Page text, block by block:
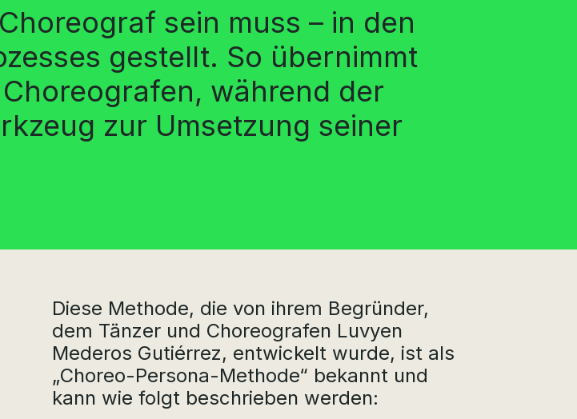
sein muss – in den
gestellt. So übernimmt
während der
zur Umsetzung seiner
Diese Methode, die von ihrem Begründer,
dem Tänzer und Choreografen Luvyen
Mederos Gutiérrez, entwickelt wurde, ist als
„Choreo-Persona-Methode“ bekannt und
kann wie folgt beschrieben werden: